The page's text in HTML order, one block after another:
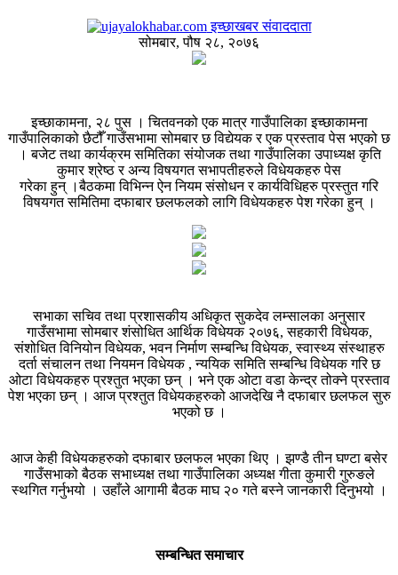
इच्छाखबर संवाददाता
सोमबार, पौष २८, २०७६
इच्छाकामना, २८ पुस । चितवनको एक मात्र गाउँपालिका इच्छाकामना
गाउँपालिकाको छैटौँ गाउँसभामा सोमबार छ विद्येयक र एक प्रस्ताव पेस भएको छ
। बजेट तथा कार्यक्रम समितिका संयोजक तथा गाउँपालिका उपाध्यक्ष कृति
कुमार श्रेष्ठ र अन्य विषयगत सभापतीहरुले विधेयकहरु पेस
गरेका हुन् ।बैठकमा विभिन्न ऐन नियम संसोधन र कार्यविधिहरु प्रस्तुत गरि
विषयगत समितिमा दफाबार छलफलको लागि विधेयकहरु पेश गरेका हुन् ।
सभाका सचिव तथा प्रशासकीय अधिकृत सुकदेव लम्सालका अनुसार
गाउँसभामा सोमबार शंसोधित आर्थिक विधेयक २०७६, सहकारी विधेयक,
संशोधित विनियोन विधेयक, भवन निर्माण सम्बन्धि विधेयक, स्वास्थ्य संस्थाहरु
दर्ता संचालन तथा नियमन विधेयक , न्ययिक समिति सम्बन्धि विधेयक गरि छ
ओटा विधेयकहरु प्रश्तुत भएका छन् । भने एक ओटा वडा केन्द्र तोक्ने प्रस्ताव
पेश भएका छन् । आज प्रश्तुत विधेयकहरुको आजदेखि नै दफाबार छलफल सुरु
भएको छ ।
आज केही विधेयकहरुको दफाबार छलफल भएका थिए । झण्डै तीन घण्टा बसेर
गाउँसभाको बैठक सभाध्यक्ष तथा गाउँपालिका अध्यक्ष गीता कुमारी गुरुङले
स्थगित गर्नुभयो । उहाँले आगामी बैठक माघ २० गते बस्ने जानकारी दिनुभयो ।
सम्बन्धित समाचार